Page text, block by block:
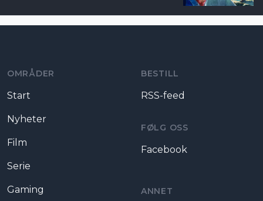
OMRÅDER
Start
Nyheter
Film
Serie
Gaming
BESTILL
RSS-feed
FØLG OSS
Facebook
ANNET